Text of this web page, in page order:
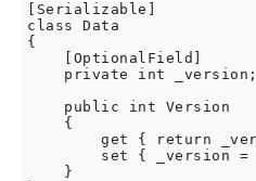
[Serializable]
class Data
{
    [OptionalField]
    private int _version;
    public int Version
    {
get { return
set { _version =
    }